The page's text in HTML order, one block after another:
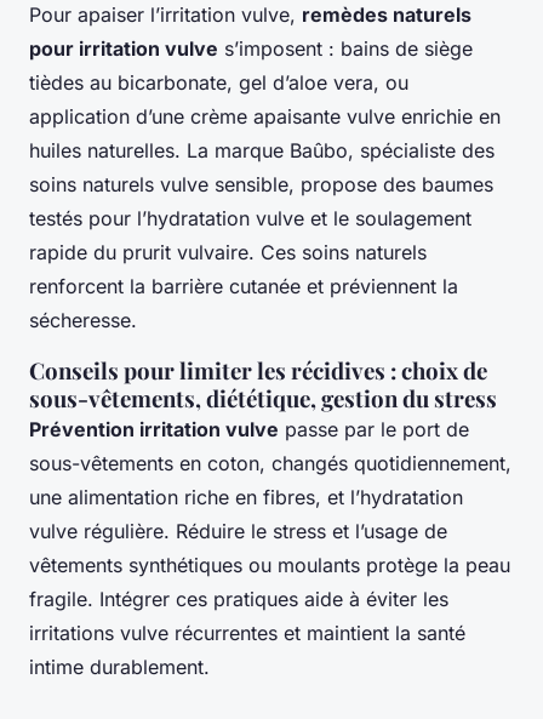
Pour apaiser l’irritation vulve, remèdes naturels
pour irritation vulve s’imposent : bains de siège
tièdes au bicarbonate, gel d’aloe vera, ou
application d’une crème apaisante vulve enrichie en
huiles naturelles. La marque Baûbo, spécialiste des
soins naturels vulve sensible, propose des baumes
testés pour l’hydratation vulve et le soulagement
rapide du prurit vulvaire. Ces soins naturels
renforcent la barrière cutanée et préviennent la
sécheresse.
Conseils pour limiter les récidives : choix de
sous-vêtements, diététique, gestion du stress
Prévention irritation vulve passe par le port de
sous-vêtements en coton, changés quotidiennement,
une alimentation riche en fibres, et l’hydratation
vulve régulière. Réduire le stress et l’usage de
vêtements synthétiques ou moulants protège la peau
fragile. Intégrer ces pratiques aide à éviter les
irritations vulve récurrentes et maintient la santé
intime durablement.